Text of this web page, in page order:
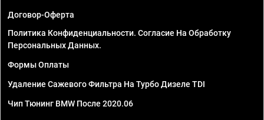
Договор-Оферта
Политика Конфиденциальности. Согласие На Обработку
Персональных Данных.
Формы Оплаты
Удаление Сажевого Фильтра На Турбо Дизеле TDI
Чип Тюнинг BMW После 2020.06